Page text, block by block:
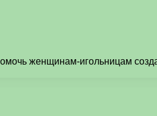
женщинам-игольницам